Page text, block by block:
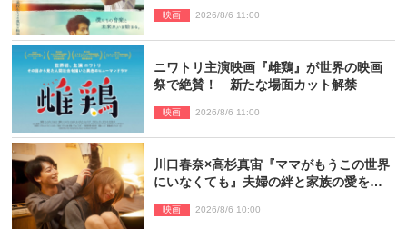
映画 2026/8/6 11:00
ニワトリ主演映画『雌鶏』が世界の映画
祭で絶賛！ 新たな場面カット解禁
映画 2026/8/6 11:00
川口春奈×高杉真宙『ママがもうこの世界
にいなくても』夫婦の絆と家族の愛を映
映画 2026/8/6 10:00